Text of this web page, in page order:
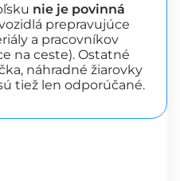
nie je povinná
prepravujúce
a pracovníkov
na ceste). Ostatné
náhradné žiarovky
tiež len odporúčané.